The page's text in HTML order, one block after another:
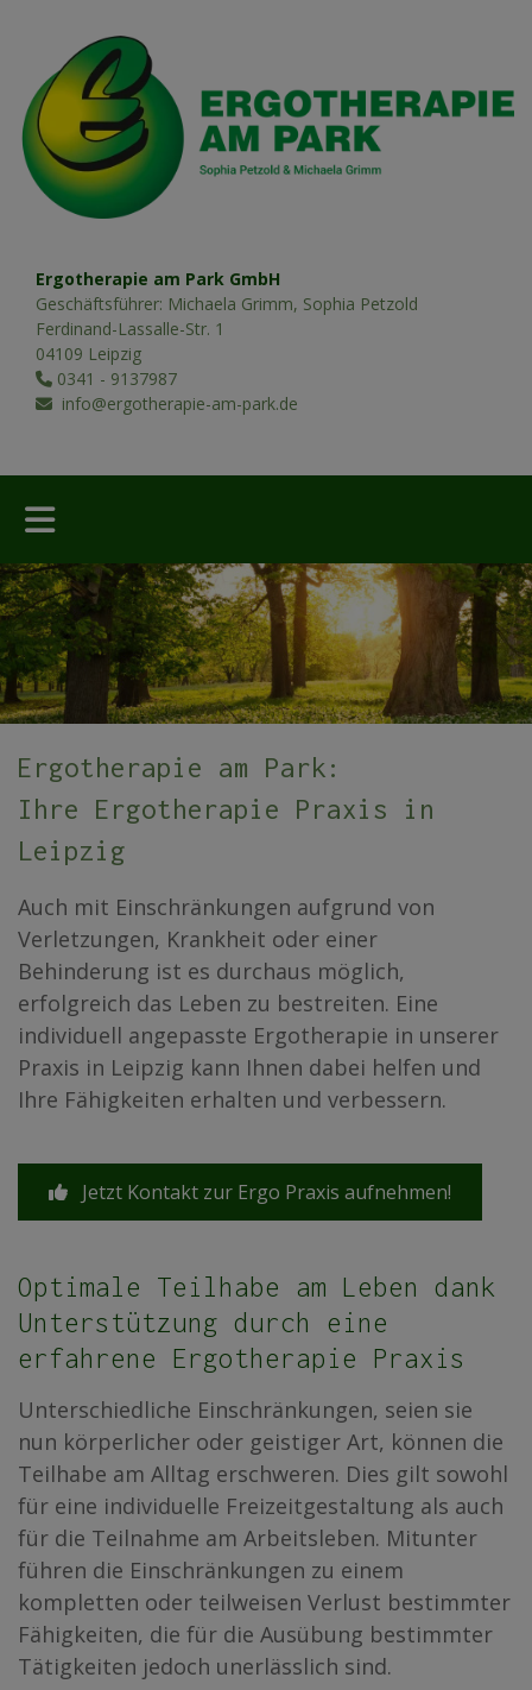
Ergotherapie am Park GmbH
Geschäftsführer: Michaela Grimm, Sophia Petzold
Ferdinand-Lassalle-Str. 1
04109 Leipzig
0341 - 9137987
info@ergotherapie-am-park.de
Ergotherapie am Park:
Ihre Ergotherapie Praxis in
Leipzig
Auch mit Einschränkungen aufgrund von
Verletzungen, Krankheit oder einer
Behinderung ist es durchaus möglich,
erfolgreich das Leben zu bestreiten. Eine
individuell angepasste Ergotherapie in unserer
Praxis in Leipzig kann Ihnen dabei helfen und
Ihre Fähigkeiten erhalten und verbessern.
Jetzt Kontakt zur Ergo Praxis aufnehmen!
Optimale Teilhabe am Leben dank
Unterstützung durch eine
erfahrene Ergotherapie Praxis
Unterschiedliche Einschränkungen, seien sie
nun körperlicher oder geistiger Art, können die
Teilhabe am Alltag erschweren. Dies gilt sowohl
für eine individuelle Freizeitgestaltung als auch
für die Teilnahme am Arbeitsleben. Mitunter
führen die Einschränkungen zu einem
kompletten oder teilweisen Verlust bestimmter
Fähigkeiten, die für die Ausübung bestimmter
Tätigkeiten jedoch unerlässlich sind.